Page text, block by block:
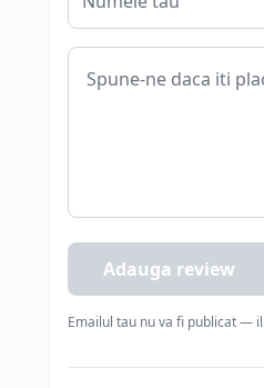
Adauga review
Emailul tau nu va fi publicat —